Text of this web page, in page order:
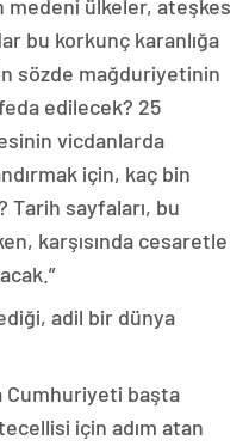
medeni ülkeler, ateşkes
bu korkunç karanlığa
sözde mağduriyetinin
edilecek? 25
vicdanlarda
için, kaç bin
sayfaları, bu
karşısında cesaretle
adil bir dünya
Cumhuriyeti başta
için adım atan